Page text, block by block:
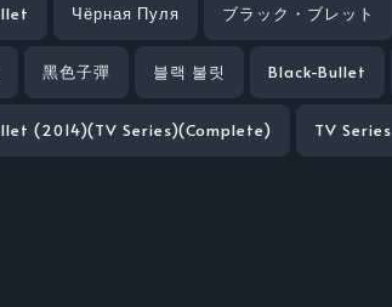
Чёрная Пуля ブラック・ブレット
黑色子彈 블랙 불릿 Black-Bullet
(2014)(TV Series)(Complete) TV Series